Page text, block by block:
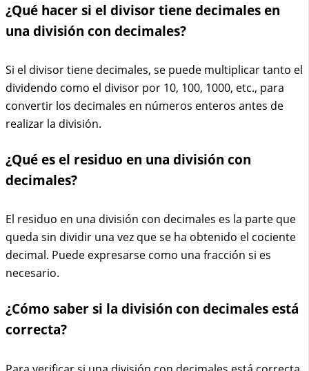
¿Qué hacer si el divisor tiene decimales en
una división con decimales?
Si el divisor tiene decimales, se puede multiplicar tanto el
dividendo como el divisor por 10, 100, 1000, etc., para
convertir los decimales en números enteros antes de
realizar la división.
¿Qué es el residuo en una división con
decimales?
El residuo en una división con decimales es la parte que
queda sin dividir una vez que se ha obtenido el cociente
decimal. Puede expresarse como una fracción si es
necesario.
¿Cómo saber si la división con decimales está
correcta?